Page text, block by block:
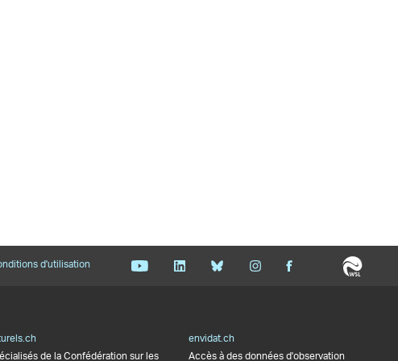
d'utilisation
de la Confédération sur les
envidat.ch
Accès à des données d'observation